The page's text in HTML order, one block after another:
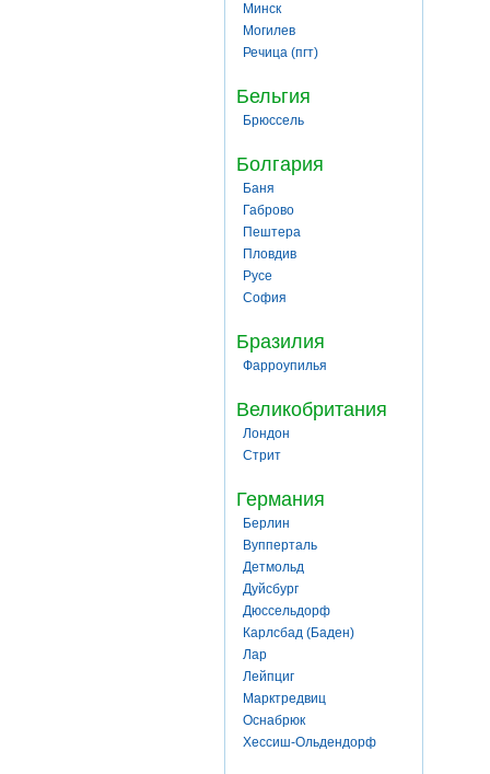
Минск
Могилев
Речица (пгт)
Бельгия
Брюссель
Болгария
Баня
Габрово
Пештера
Пловдив
Русе
София
Бразилия
Фарроупилья
Великобритания
Лондон
Стрит
Германия
Берлин
Вупперталь
Детмольд
Дуйсбург
Дюссельдорф
Карлсбад (Баден)
Лар
Лейпциг
Марктредвиц
Оснабрюк
Хессиш-Ольдендорф